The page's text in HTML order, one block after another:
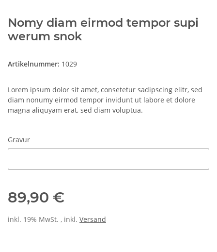
Nomy diam eirmod tempor supi
werum snok
Artikelnummer: 1029
Lorem ipsum dolor sit amet, consetetur sadipscing elitr, sed
diam nonumy eirmod tempor invidunt ut labore et dolore
magna aliquyam erat, sed diam voluptua.
Gravur
89,90 €
inkl. 19% MwSt. , inkl. Versand